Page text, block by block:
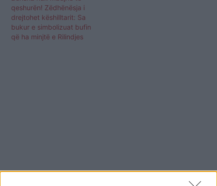
qeshurën! Zëdhënësja i
drejtohet këshilltarit: Sa
bukur e simbolizuat bufin
që ha minjtë e Rilindjes